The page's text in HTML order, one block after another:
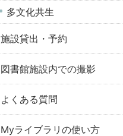
多文化共生
施設貸出・予約
図書館施設内での撮影
よくある質問
Myライブラリの使い方